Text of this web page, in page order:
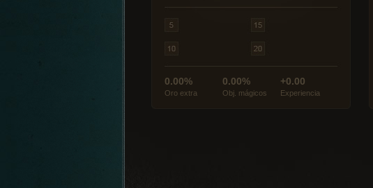
0.00%
Oro extra
0.00%
Obj. mágicos
+0.00
Experiencia